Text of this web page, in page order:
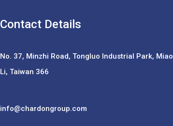
Contact Details
No. 37, Minzhi Road, Tongluo Industrial Park, Miao
Li, Taiwan 366
info@chardongroup.com